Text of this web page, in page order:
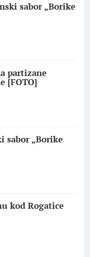
sabor „Borike
partizane
[FOTO]
sabor „Borike
kod Rogatice